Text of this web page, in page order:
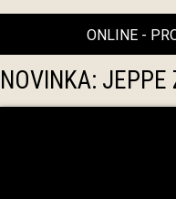
ONLINE -
NOVINKA: JEPPE